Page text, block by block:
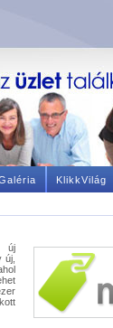
KlikkVilág
új
új,